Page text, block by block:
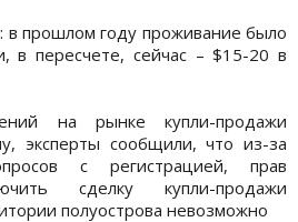
: в прошлом году проживание было
в пересчете, сейчас – $15-20 в
на рынке купли-продажи
эксперты сообщили, что из-за
с регистрацией, прав
сделку купли-продажи
полуострова невозможно